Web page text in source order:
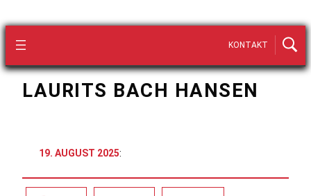
KONTAKT
LAURITS BACH HANSEN
19. AUGUST 2025: